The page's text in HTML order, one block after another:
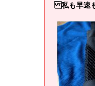
私も早速も